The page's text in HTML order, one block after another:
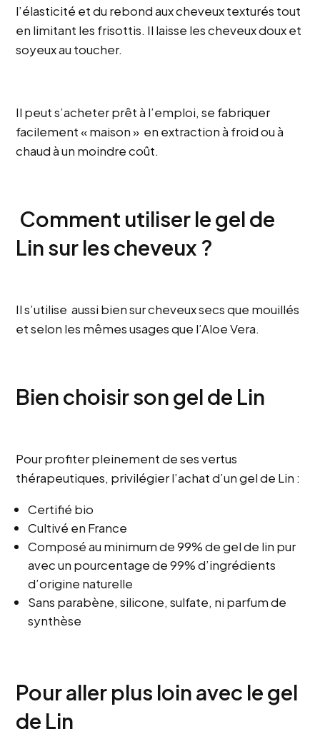
l’élasticité et du rebond aux cheveux texturés tout
en limitant les frisottis. Il laisse les cheveux doux et
soyeux au toucher.
Il peut s’acheter prêt à l’emploi, se fabriquer
facilement « maison » en extraction à froid ou à
chaud à un moindre coût.
Comment utiliser le gel de
Lin sur les cheveux ?
Il s’utilise aussi bien sur cheveux secs que mouillés
et selon les mêmes usages que l’Aloe Vera.
Bien choisir son gel de Lin
Pour profiter pleinement de ses vertus
thérapeutiques, privilégier l’achat d’un gel de Lin :
Certifié bio
Cultivé en France
Composé au minimum de 99% de gel de lin pur
avec un pourcentage de 99% d’ingrédients
d’origine naturelle
Sans parabène, silicone, sulfate, ni parfum de
synthèse
Pour aller plus loin avec le gel
de Lin